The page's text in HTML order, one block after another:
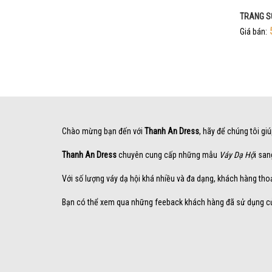
TRANG
Giá bán:
Chào mừng bạn đến với Thanh An Dress, hãy để chúng tôi
Thanh An Dresschuyên cung cấp những mẫu Váy Dạ Hội
Với số lượng váy dạ hội khá nhiều và đa dạng, khách hàng
Bạn có thể xem qua những feeback khách hàng đã sử dụng